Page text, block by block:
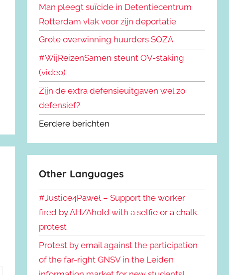
Man pleegt suïcide in Detentiecentrum
Rotterdam vlak voor zijn deportatie
Grote overwinning huurders SOZA
#WijReizenSamen steunt OV-staking
(video)
Zijn de extra defensieuitgaven wel zo
defensief?
Eerdere berichten
Other Languages
#Justice4Paweł – Support the worker
fired by AH/Ahold with a selfie or a chalk
protest
Protest by email against the participation
of the far-right GNSV in the Leiden